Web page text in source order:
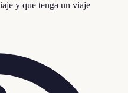
y que tenga un viaje